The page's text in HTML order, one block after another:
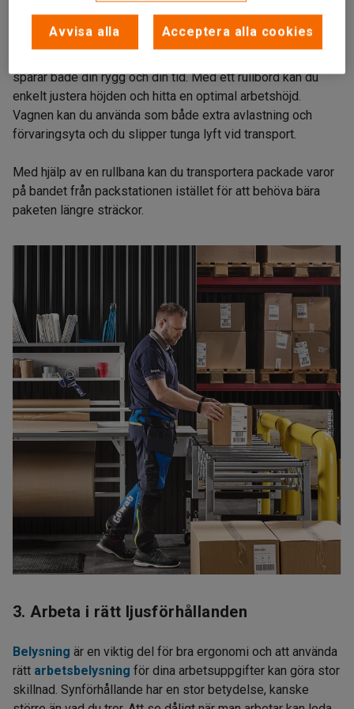
Att transportera produkter på ett ergonomiskt sätt behöver
inte vara svårt. Med rätt hjälpmedel somvagnaroch
sparar både din rygg och din tid. Med ett rullbord kan du
enkelt justera höjden och hitta en optimal arbetshöjd.
Vagnen kan du använda som både extra avlastning och
förvaringsyta och du slipper tunga lyft vid transport.
Med hjälp av en rullbana kan du transportera packade varor
på bandet från packstationen istället för att behöva bära
paketen längre sträckor.
3. Arbeta i rätt ljusförhållanden
Belysning är en viktig del för bra ergonomi och att använda
rätt arbetsbelysning för dina arbetsuppgifter kan göra stor
skillnad. Synförhållande har en stor betydelse, kanske
Avvisa alla Acceptera alla cookies